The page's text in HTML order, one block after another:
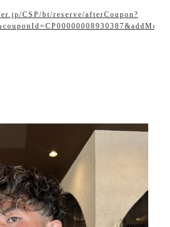
CSP/bt/reserve/afterCoupon?